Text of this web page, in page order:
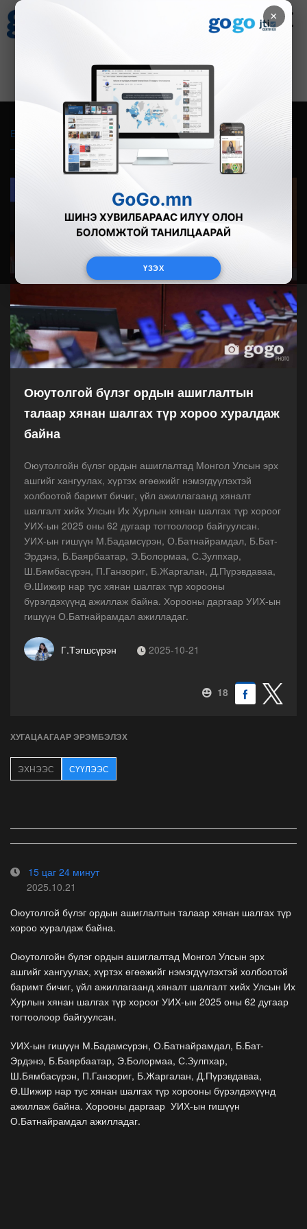
×
ҮЗЭХ
Зурхай
8.08
Бүгд Фото Видео Зурган өгүүлэмж
Оюутолгой бүлэг ордын ашиглалтын
талаар хянан шалгах түр хороо хуралдаж
байна
Оюутолгойн бүлэг ордын ашиглалтад Монгол Улсын эрх
ашгийг хангуулах, хүртэх өгөөжийг нэмэгдүүлэхтэй
холбоотой баримт бичиг, үйл ажиллагаанд хяналт
шалгалт хийх Улсын Их Хурлын хянан шалгах түр хороог
УИХ-ын 2025 оны 62 дугаар тогтоолоор байгуулсан.
УИХ-ын гишүүн М.Бадамсүрэн, О.Батнайрамдал, Б.Бат-
Эрдэнэ, Б.Баярбаатар, Э.Болормаа, С.Зулпхар,
Ш.Бямбасүрэн, П.Ганзориг, Б.Жаргалан, Д.Пүрэвдаваа,
Ө.Шижир нар тус хянан шалгах түр хорооны
бүрэлдэхүүнд ажиллаж байна. Хорооны даргаар УИХ-ын
гишүүн О.Батнайрамдал ажилладаг.
Г.Тэгшсүрэн 2025-10-21
18
ХУГАЦААГААР ЭРЭМБЭЛЭХ
ЭХНЭЭС СҮҮЛЭЭС
15 цаг 24 минут
2025.10.21
Оюутолгой бүлэг ордын ашиглалтын талаар хянан шалгах түр
хороо хуралдаж байна.
Оюутолгойн бүлэг ордын ашиглалтад Монгол Улсын эрх
ашгийг хангуулах, хүртэх өгөөжийг нэмэгдүүлэхтэй холбоотой
баримт бичиг, үйл ажиллагаанд хяналт шалгалт хийх Улсын Их
Хурлын хянан шалгах түр хороог УИХ-ын 2025 оны 62 дугаар
тогтоолоор байгуулсан.
УИХ-ын гишүүн М.Бадамсүрэн, О.Батнайрамдал, Б.Бат-
Эрдэнэ, Б.Баярбаатар, Э.Болормаа, С.Зулпхар,
Ш.Бямбасүрэн, П.Ганзориг, Б.Жаргалан, Д.Пүрэвдаваа,
Ө.Шижир нар тус хянан шалгах түр хорооны бүрэлдэхүүнд
ажиллаж байна. Хорооны даргаар УИХ-ын гишүүн
О.Батнайрамдал ажилладаг.